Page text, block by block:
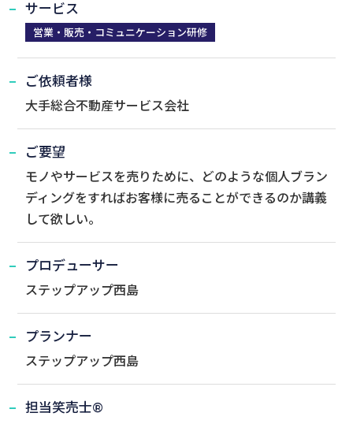
サービス
営業・販売・コミュニケーション研修
ご依頼者様
大手総合不動産サービス会社
ご要望
モノやサービスを売りために、どのような個人ブラン
ディングをすればお客様に売ることができるのか講義
して欲しい。
プロデューサー
ステップアップ西島
プランナー
ステップアップ西島
担当笑売士®